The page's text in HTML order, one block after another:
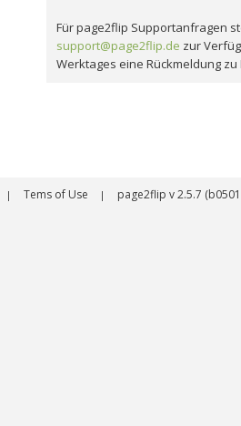
Für page2flip Supportanfragen
support@page2flip.de zur
Werktages eine Rückmeldung zu
| Tems of Use | page2flip v 2.5.7